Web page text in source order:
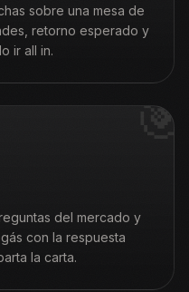
sobre una mesa de
retorno esperado y
ir all in.
🎯
del mercado y
con la respuesta
la carta.